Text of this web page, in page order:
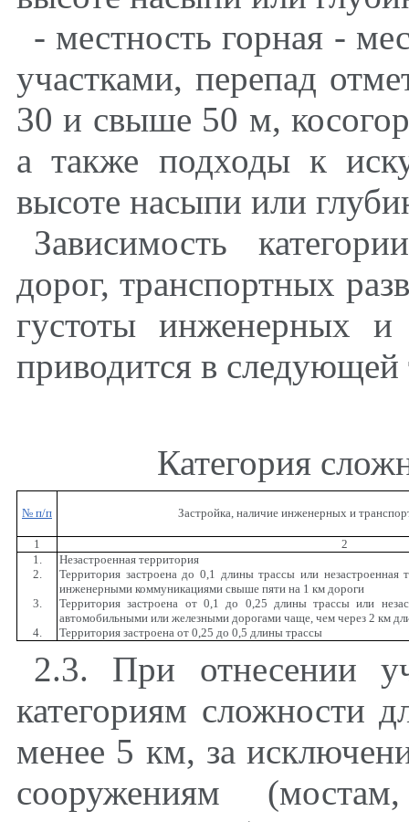
- местность горная -
участками, перепад
30 и свыше 50 м,
а также подходы к
высоте насыпи или
Зависимость
дорог, транспортных
густоты инженерных и
приводится в следующей
Категория
№ п/п Застройка, наличие инженерных и
1
2
1.
Незастроенная территория
2.
Территория застроена до 0,1 длины трассы или незастроенная
инженерными коммуникациями свыше пяти на 1 км дороги
3.
Территория застроена от 0,1 до 0,25 длины трассы или
автомобильными или железными дорогами чаще, чем через 2 км
4.
Территория застроена от 0,25 до 0,5 длины трассы
2.3. При отнесении
категориям сложности
менее 5 км, за
сооружениям